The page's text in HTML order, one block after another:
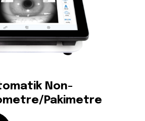
Non-
Pakimetre